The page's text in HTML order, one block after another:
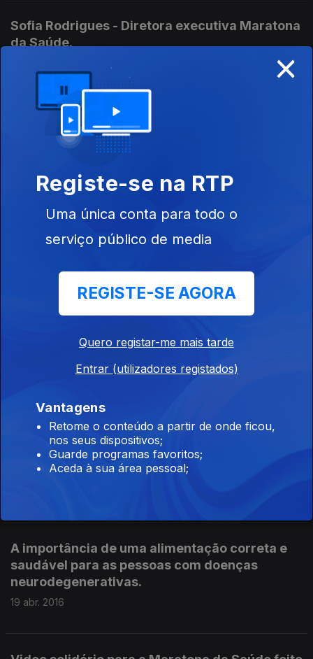
Sofia Rodrigues - Diretora executiva Maratona
da Saúde.
Maratona da Saúde - objetivos e espetáculo de
televisão (RTP)
A dra. Tatiana Semenova é médica
ginecologista, especialista em medicina
reprodutiva e explica como casais com
esclerose lateral amiotrófica (ELA)
Biogen Portugal - laboratório farmacêutico
que trabalha na área da esclerose múltipla.
A importância de uma alimentação correta e
saudável para as pessoas com doenças
neurodegenerativas.
19 abr. 2016
×
Registe-se na RTP
Uma única conta para todo o
serviço público de media
REGISTE-SE AGORA
Quero registar-me mais tarde
Entrar (utilizadores registados)
Vantagens
Retome o conteúdo a partir de onde ficou,
nos seus dispositivos;
Guarde programas favoritos;
Aceda à sua área pessoal;